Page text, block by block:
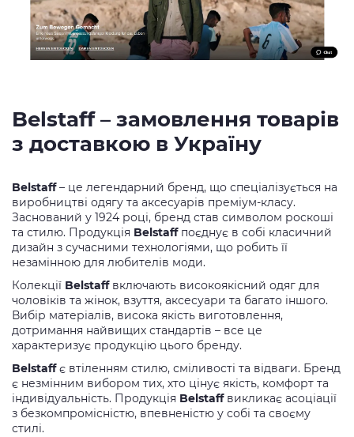
Belstaff – замовлення товарів
з доставкою в Україну
Belstaff– це легендарний бренд, що спеціалізується на
виробництві одягу та аксесуарів преміум-класу.
Заснований у 1924 році, бренд став символом роскоші
та стилю. Продукція Belstaffпоєднує в собі класичний
дизайн з сучасними технологіями, що робить її
незамінною для любителів моди.
Колекції Belstaffвключають високоякісний одяг для
чоловіків та жінок, взуття, аксесуари та багато іншого.
Вибір матеріалів, висока якість виготовлення,
дотримання найвищих стандартів – все це
характеризує продукцію цього бренду.
Belstaffє втіленням стилю, сміливості та відваги. Бренд
є незмінним вибором тих, хто цінує якість, комфорт та
індивідуальність. Продукція Belstaffвикликає асоціації
з безкомпромісністю, впевненістю у собі та своєму
стилі.